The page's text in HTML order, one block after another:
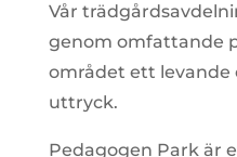
Vår
genom omfattande
området ett levande
uttryck.
Pedagogen Park är